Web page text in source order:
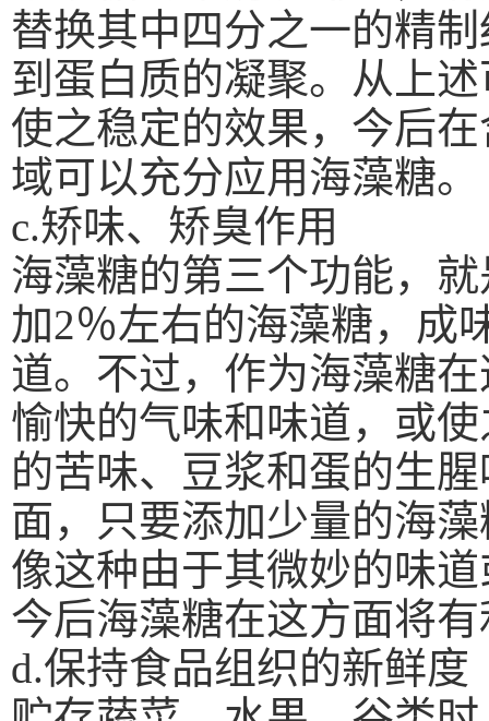
替换其中四分之一的精
到蛋白质的凝聚。从上
使之稳定的效果，今后
域可以充分应用海藻糖。
c.矫味、矫臭作用
海藻糖的第三个功能，
加2％左右的海藻糖，成
道。不过，作为海藻糖
愉快的气味和味道，或
的苦味、豆浆和蛋的生
面，只要添加少量的海
像这种由于其微妙的味
今后海藻糖在这方面将
d.保持食品组织的新鲜度